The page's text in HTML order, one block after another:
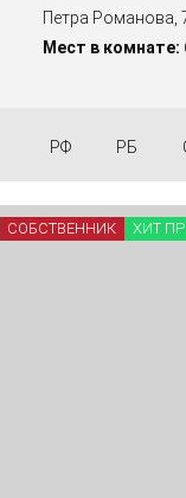
Петра Романова,
Мест в комнате:
РФ РБ
СОБСТВЕННИК ХИТ